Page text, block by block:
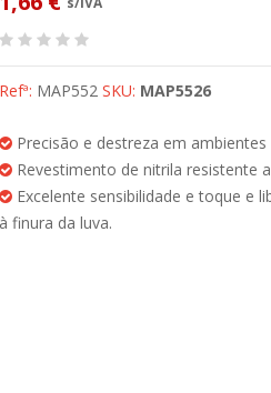
Refª: MAP552 SKU: MAP5526
Precisão e destreza em ambientes
Revestimento de nitrila resistente
Excelente sensibilidade e toque e
à finura da luva.